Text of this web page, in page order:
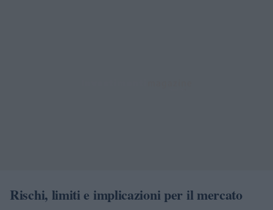
Rischi, limiti e implicazioni per il mercato